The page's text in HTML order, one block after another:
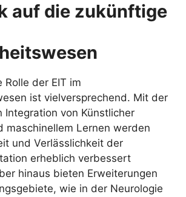
auf die zukünftige
Rolle der EIT im
ist vielversprechend. Mit der
Integration von Künstlicher
maschinellem Lernen werden
und Verlässlichkeit der
erheblich verbessert
hinaus bieten Erweiterungen
wie in der Neurologie